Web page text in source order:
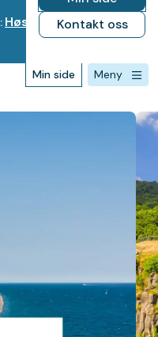
Høst 2026-Vinter
Kontakt oss
Min side Meny
høstdager på Costa Brava &